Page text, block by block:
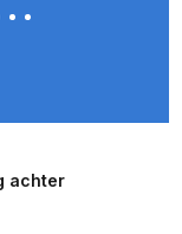
achter